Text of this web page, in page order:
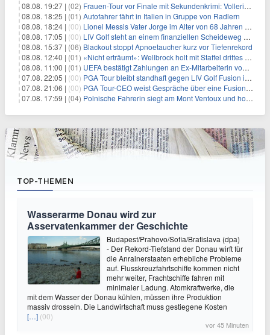
08.08. 19:27 | (02) Frauen-Tour vor Finale mit Sekundenkrimi: Vollering in Gelb
08.08. 18:25 | (01) Autofahrer fährt in Italien in Gruppe von Radlern
08.08. 18:24 | (00) Lionel Messis Vater Jorge im Alter von 68 Jahren gestorben
08.08. 17:05 | (00) LIV Golf steht an einem finanziellen Scheideweg auf der Suche nach neuen Investitionen
08.08. 15:37 | (06) Blackout stoppt Apnoetaucher kurz vor Tiefenrekord
08.08. 12:40 | (01) «Nicht erträumt»: Wellbrock holt mit Staffel drittes EM-Gold
08.08. 11:00 | (01) UEFA bestätigt Zahlungen an Ex-Mitarbeiterin von Infantino
07.08. 22:05 | (00) PGA Tour bleibt standhaft gegen LIV Golf Fusion in einem sich wandelnden Sportumfeld
07.08. 21:06 | (00) PGA Tour-CEO weist Gespräche über eine Fusion mit LIV Golf zurück und bekräftigt die Wettbewerbslandschaft
07.08. 17:59 | (04) Polnische Fahrerin siegt am Mont Ventoux und holt Tour-Gelb
TOP-THEMEN
Wasserarme Donau wird zur
Asservatenkammer der Geschichte
Budapest/Prahovo/Sofia/Bratislava (dpa)
- Der Rekord-Tiefstand der Donau wirft für
die Anrainerstaaten erhebliche Probleme
auf. Flusskreuzfahrtschiffe kommen nicht
mehr weiter, Frachtschiffe fahren mit
minimaler Ladung. Atomkraftwerke, die
mit dem Wasser der Donau kühlen, müssen ihre Produktion
massiv drosseln. Die Landwirtschaft muss gestiegene Kosten
[…] (00)
vor 45 Minuten